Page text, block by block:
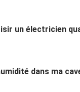
un électricien
dans ma